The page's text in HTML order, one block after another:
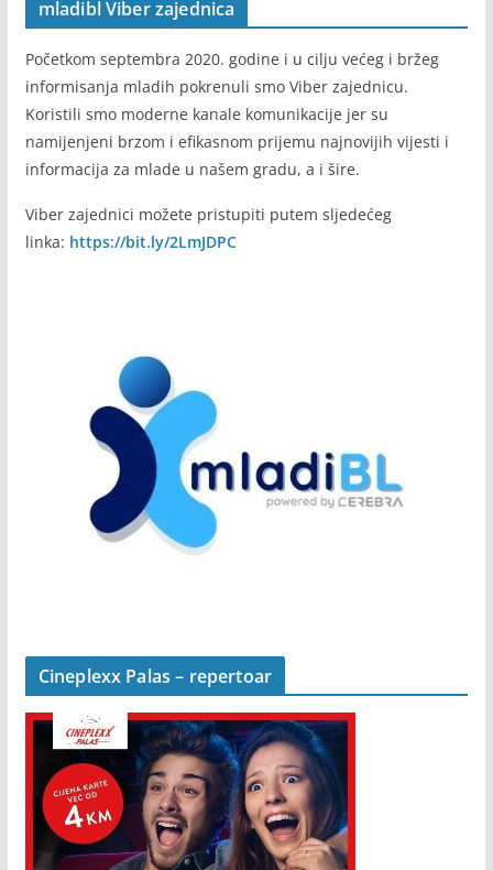
mladibl Viber zajednica
Početkom septembra 2020. godine i u cilju većeg i bržeg
informisanja mladih pokrenuli smo Viber zajednicu.
Koristili smo moderne kanale komunikacije jer su
namijenjeni brzom i efikasnom prijemu najnovijih vijesti i
informacija za mlade u našem gradu, a i šire.
Viber zajednici možete pristupiti putem sljedećeg
linka: https://bit.ly/2LmJDPC
Cineplexx Palas – repertoar